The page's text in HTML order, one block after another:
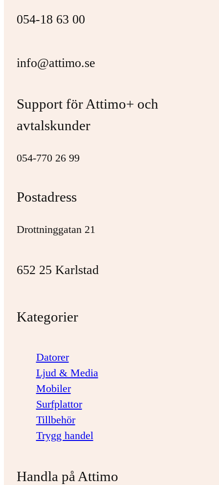
054-18 63 00
info@attimo.se
Support för Attimo+ och
avtalskunder
054-770 26 99
Postadress
Drottninggatan 21
652 25 Karlstad
Kategorier
Datorer
Ljud & Media
Mobiler
Surfplattor
Tillbehör
Trygg handel
Handla på Attimo